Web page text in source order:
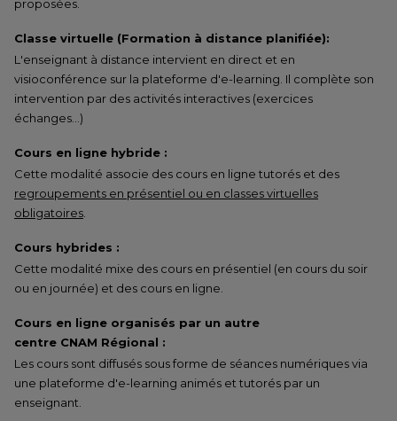
proposées.
Classe virtuelle (Formation à distance planifiée):
L'enseignant à distance intervient en direct et en
visioconférence sur la plateforme d'e-learning. Il complète son
intervention par des activités interactives (exercices
échanges…)
Cours en ligne hybride :
Cette modalité associe des cours en ligne tutorés et des
regroupements en présentiel ou en classes virtuelles
obligatoires
Cours hybrides :
Cette modalité mixe des cours en présentiel (en cours du soir
ou en journée) et des cours en ligne.
Cours en ligne organisés par un autre
centre CNAM Régional :
Les cours sont diffusés sous forme de séances numériques via
une plateforme d'e-learning animés et tutorés par un
enseignant.